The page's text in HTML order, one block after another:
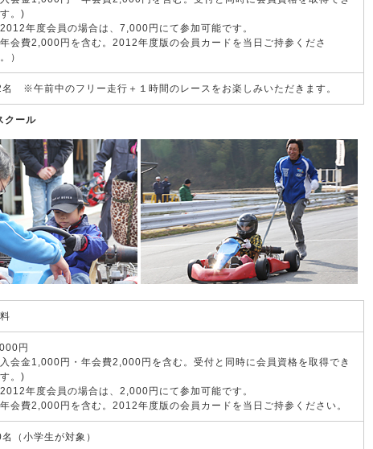
。)
年度会員の場合は、7,000円にて参加可能です。
年会費2,000円を含む。2012年度版の会員カードを当日ご持参くださ
）
※午前中のフリー走行＋１時間のレースをお楽しみいただきます。
クール
円
入会金1,000円・年会費2,000円を含む。受付と同時に会員資格を取得でき
。)
年度会員の場合は、2,000円にて参加可能です。
年会費2,000円を含む。2012年度版の会員カードを当日ご持参ください。
（小学生が対象）